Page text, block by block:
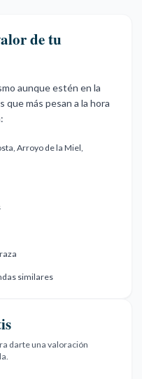
de tu
aunque estén en la
que más pesan a la hora
Arroyo de la Miel,
similares
darte una valoración